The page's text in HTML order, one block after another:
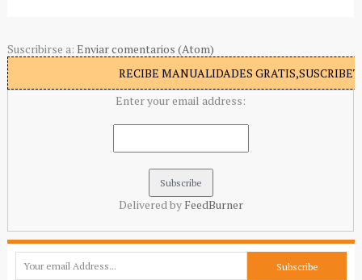
Suscribirse a: Enviar comentarios (Atom)
RECIBE MANUALIDADES
Enter your email address:
Delivered by FeedBurner